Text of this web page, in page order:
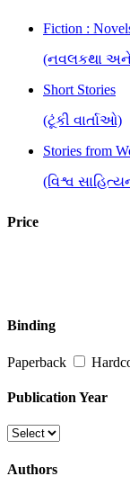
Fiction :
(નવલકથા અને
Short Stories
(ટૂંકી વાર્તાઓ)
Stories from
(વિશ્વ
Price
Binding
Paperback
Publication Year
Authors